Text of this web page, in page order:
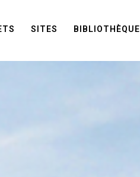
SITES BIBLIOTHÈQUE